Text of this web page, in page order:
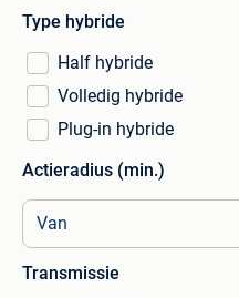
Type hybride
Half hybride
Volledig hybride
Plug-in hybride
Actieradius (min.)
Transmissie